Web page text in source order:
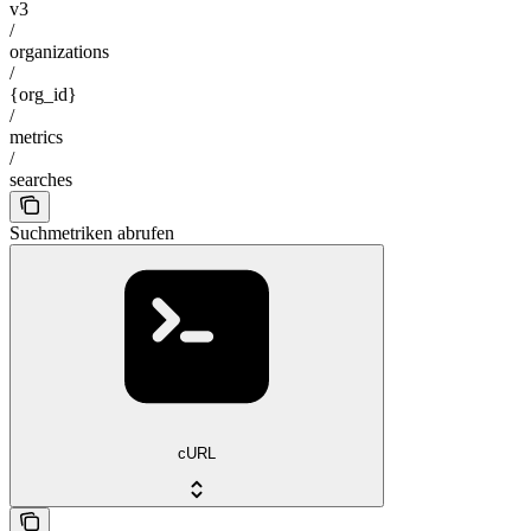
v3
/
organizations
/
{org_id}
/
metrics
/
searches
Suchmetriken abrufen
cURL